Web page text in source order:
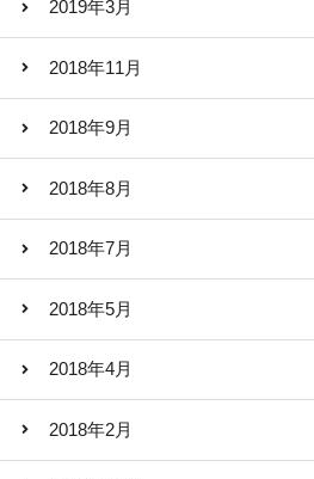
2019年3月
2018年11月
2018年9月
2018年8月
2018年7月
2018年5月
2018年4月
2018年2月